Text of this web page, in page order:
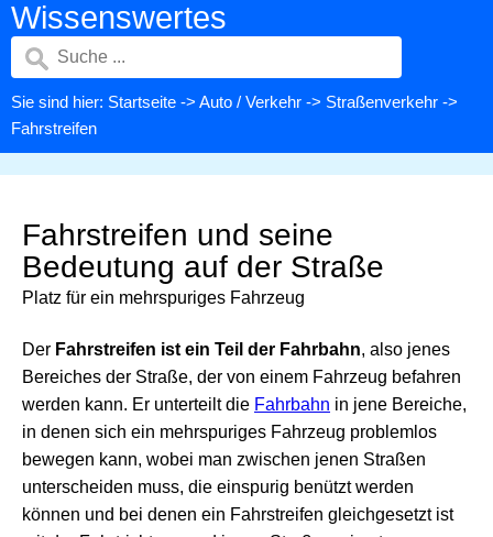
Wissenswertes
Sie sind hier: Startseite -> Auto / Verkehr -> Straßenverkehr ->
Fahrstreifen
Fahrstreifen und seine
Bedeutung auf der Straße
Platz für ein mehrspuriges Fahrzeug
Der Fahrstreifen ist ein Teil der Fahrbahn, also jenes
Bereiches der Straße, der von einem Fahrzeug befahren
werden kann. Er unterteilt die Fahrbahn in jene Bereiche,
in denen sich ein mehrspuriges Fahrzeug problemlos
bewegen kann, wobei man zwischen jenen Straßen
unterscheiden muss, die einspurig benützt werden
können und bei denen ein Fahrstreifen gleichgesetzt ist